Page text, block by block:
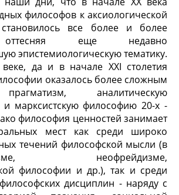
философов к аксиологической
становилось все более и более
еще недавно
эпистемиологическую тематику.
да и в начале XXI столетия
оказалось более сложным
аналитическую
марксистскую философию 20-х -
философия ценностей занимает
мест как среди широко
течений философской мысли (в
неофрейдизме,
философии и др.), так и среди
дисциплин - наряду с